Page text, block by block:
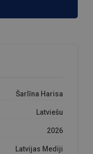
Šarlīna Harisa
Latviešu
2026
Latvijas Mediji